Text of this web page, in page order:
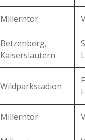
Millerntor
Betzenberg,
Kaiserslautern
Wildparkstadion
Millerntor